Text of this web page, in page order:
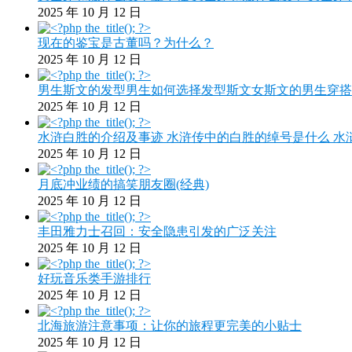
2025 年 10 月 12 日
现在的鉴宝是古董吗？为什么？
2025 年 10 月 12 日
男生斯文的发型男生如何选择发型斯文女斯文的男生穿搭
2025 年 10 月 12 日
水浒白胜的介绍及事迹 水浒传中的白胜的绰号是什么 水
2025 年 10 月 12 日
月底冲业绩的搞笑朋友圈(经典)
2025 年 10 月 12 日
丰田雅力士召回：安全隐患引发的广泛关注
2025 年 10 月 12 日
好玩音乐类手游排行
2025 年 10 月 12 日
北海旅游注意事项：让你的旅程更完美的小贴士
2025 年 10 月 12 日